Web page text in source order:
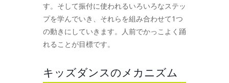
す。そして振付に使われるいろいろなステッ
プを学んでいき、それらを組み合わせて1つ
の動きにしていきます。人前でかっこよく踊
れることが目標です。
キッズダンスのメカニズム